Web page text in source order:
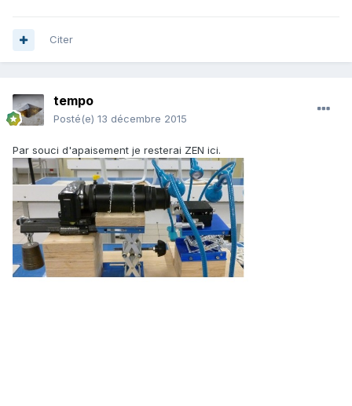
Citer
tempo
Posté(e) 13 décembre 2015
Par souci d'apaisement je resterai ZEN ici.